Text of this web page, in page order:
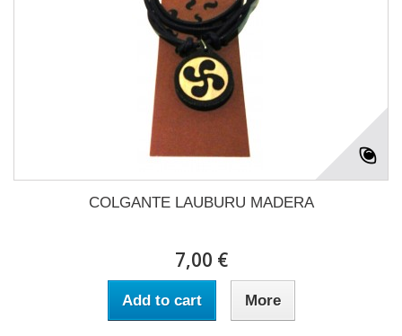
COLGANTE LAUBURU MADERA
7,00 €
Add to cart More